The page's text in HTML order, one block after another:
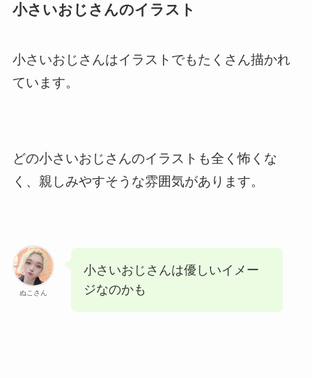
小さいおじさんのイラスト
小さいおじさんはイラストでもたくさん描かれ
ています。
どの小さいおじさんのイラストも全く怖くな
く、親しみやすそうな雰囲気があります。
ぬこさん
小さいおじさんは優しいイメー
ジなのかも